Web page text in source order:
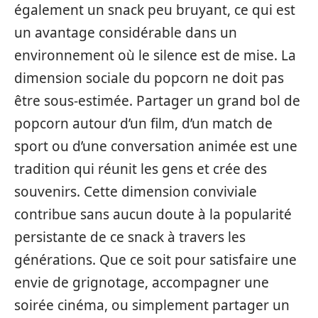
également un snack peu bruyant, ce qui est
un avantage considérable dans un
environnement où le silence est de mise. La
dimension sociale du popcorn ne doit pas
être sous-estimée. Partager un grand bol de
popcorn autour d’un film, d’un match de
sport ou d’une conversation animée est une
tradition qui réunit les gens et crée des
souvenirs. Cette dimension conviviale
contribue sans aucun doute à la popularité
persistante de ce snack à travers les
générations. Que ce soit pour satisfaire une
envie de grignotage, accompagner une
soirée cinéma, ou simplement partager un